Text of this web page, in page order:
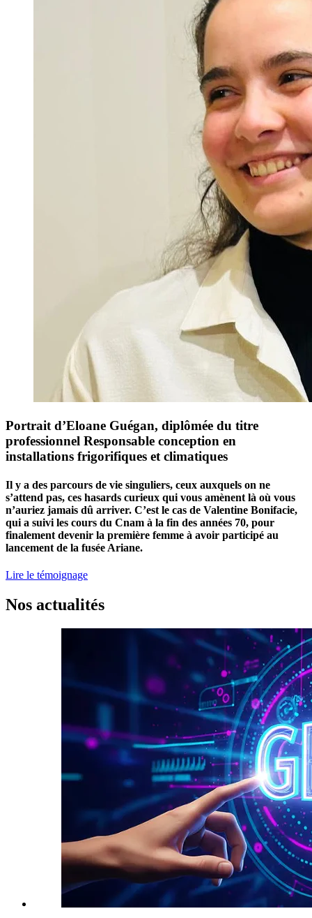
Portrait d’Eloane Guégan, diplômée du titre
professionnel Responsable conception en
installations frigorifiques et climatiques
Il y a des parcours de vie singuliers, ceux auxquels on ne
s’attend pas, ces hasards curieux qui vous amènent là où vous
n’auriez jamais dû arriver. C’est le cas de Valentine Bonifacie,
qui a suivi les cours du Cnam à la fin des années 70, pour
finalement devenir la première femme à avoir participé au
lancement de la fusée Ariane.
Lire le témoignage
Nos actualités